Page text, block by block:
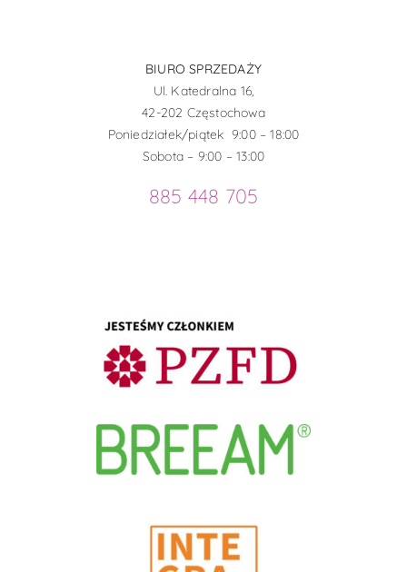
BIURO SPRZEDAŻY
Ul. Katedralna 16,
42-202 Częstochowa
Poniedziałek/piątek 9:00 – 18:00
Sobota – 9:00 – 13:00
885 448 705